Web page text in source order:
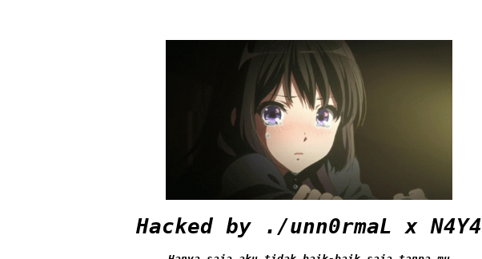
Hacked by ./unn0rmaL x N4Y4